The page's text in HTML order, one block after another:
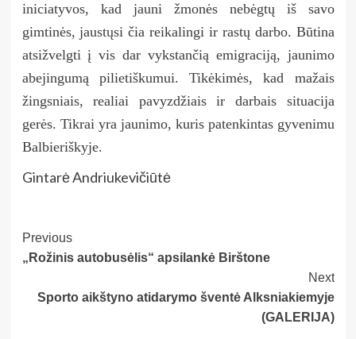
iniciatyvos, kad jauni žmonės nebėgtų iš savo
gimtinės, jaustųsi čia reikalingi ir rastų darbo. Būtina
atsižvelgti į vis dar vykstančią emigraciją, jaunimo
abejingumą pilietiškumui. Tikėkimės, kad mažais
žingsniais, realiai pavyzdžiais ir darbais situacija
gerės. Tikrai yra jaunimo, kuris patenkintas gyvenimu
Balbieriškyje.
Gintarė Andriukevičiūtė
Post
Navigation
Previous
„Rožinis autobusėlis“ apsilankė Birštone
Next
Sporto aikštyno atidarymo šventė Alksniakiemyje
(GALERIJA)